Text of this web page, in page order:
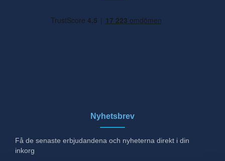
Nyhetsbrev
Få de senaste erbjudandena och nyheterna direkt i din
inkorg